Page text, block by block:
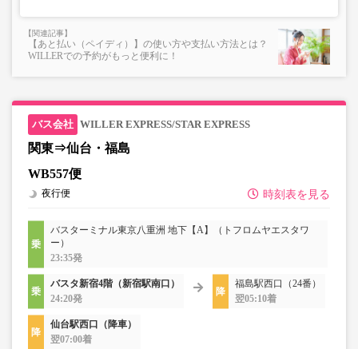
【あと払い（ペイディ）】の使い方や支払い方法とは？
WILLERでの予約がもっと便利に！
WILLER EXPRESS/STAR EXPRESS
関東⇒仙台・福島
WB557便
時刻表を見る
夜行便
バスターミナル東京八重洲 地下【A】（トフロムヤエスタワ
ー）
23:35発
バスタ新宿4階（新宿駅南口）
24:20発
福島駅西口（24番）
翌05:10着
仙台駅西口（降車）
翌07:00着